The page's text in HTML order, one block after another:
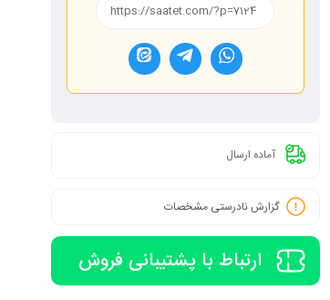
آماده ارسال
گزارش نادرستی مشخصات
ارتباط با پشتیبانی فروش